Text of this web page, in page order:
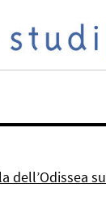
dell’Odissea su